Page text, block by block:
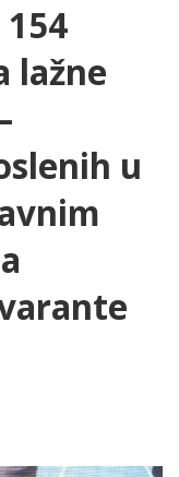
lažne
u